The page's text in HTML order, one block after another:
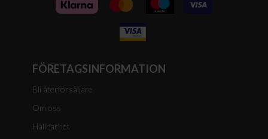
FÖRETAGSINFORMATION
Bli återförsäljare
Om oss
Hållbarhet